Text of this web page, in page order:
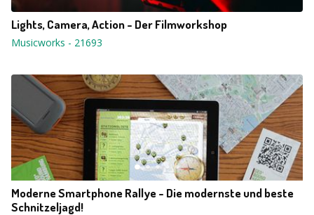
Lights, Camera, Action - Der Filmworkshop
Musicworks - 21693
Moderne Smartphone Rallye - Die modernste und beste
Schnitzeljagd!